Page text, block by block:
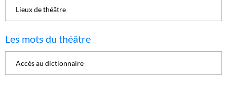
Lieux de théâtre
Les mots du théâtre
Accès au dictionnaire